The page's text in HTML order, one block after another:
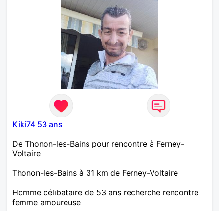
Kiki74 53 ans
De Thonon-les-Bains pour rencontre à Ferney-
Voltaire
Thonon-les-Bains à 31 km de Ferney-Voltaire
Homme célibataire de 53 ans recherche rencontre
femme amoureuse